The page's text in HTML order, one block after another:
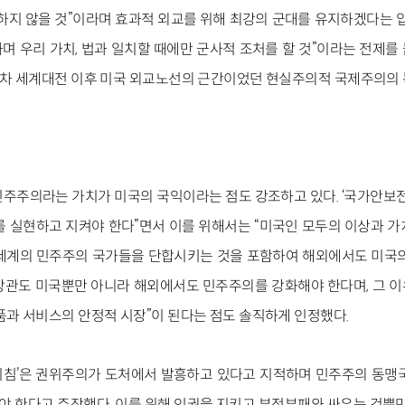
지 않을 것”이라며 효과적 외교를 위해 최강의 군대를 유지하겠다는
우리 가치, 법과 일치할 때에만 군사적 조처를 할 것”이라는 전제
세계대전 이후 미국 외교노선의 근간이었던 현실주의적 국제주의의
주의라는 가치가 미국의 국익이라는 점도 강조하고 있다. ‘국가안보
실현하고 지켜야 한다”면서 이를 위해서는 “미국인 모두의 이상과
의 민주주의 국가들을 단합시키는 것을 포함하여 해외에서도 미국
도 미국뿐만 아니라 해외에서도 민주주의를 강화해야 한다며, 그
서비스의 안정적 시장”이 된다는 점도 솔직하게 인정했다.
’은 권위주의가 도처에서 발흥하고 있다고 지적하며 민주주의 동